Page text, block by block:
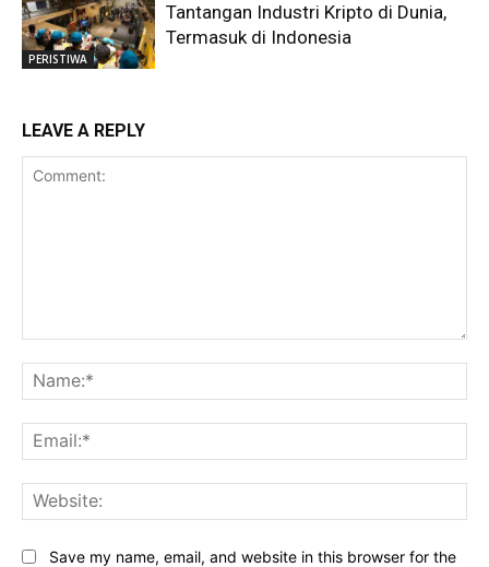
PERISTIWA
Tantangan Industri Kripto di Dunia,
Termasuk di Indonesia
LEAVE A REPLY
Save my name, email, and website in this browser for the